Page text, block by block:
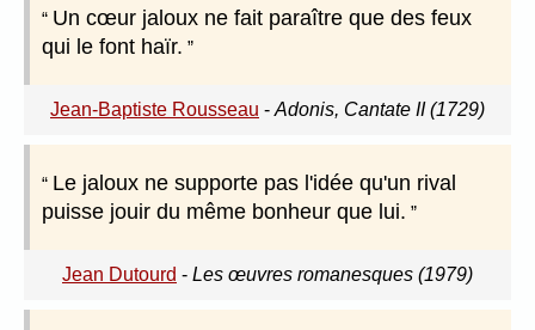
Un cœur jaloux ne fait paraître que des feux
qui le font haïr.
Jean-Baptiste Rousseau - Adonis, Cantate II (1729)
Le jaloux ne supporte pas l'idée qu'un rival
puisse jouir du même bonheur que lui.
Jean Dutourd - Les œuvres romanesques (1979)